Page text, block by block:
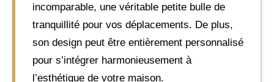
incomparable, une véritable petite bulle de
tranquillité pour vos déplacements. De plus,
son design peut être entièrement personnalisé
pour s’intégrer harmonieusement à
l’esthétique de votre maison.